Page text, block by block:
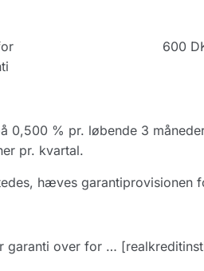
600
0,500 % pr. løbende 3
pr. kvartal.
hæves
garanti over for …